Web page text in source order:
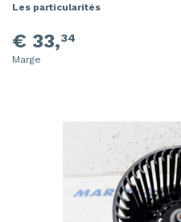
Les particularités
€ 33,34
Marge